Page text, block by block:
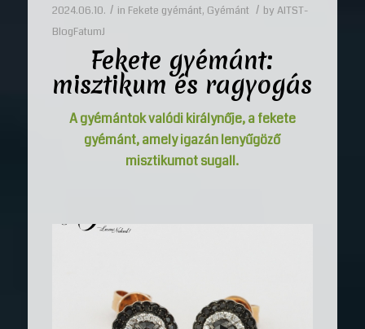
2024.06.10. / in Fekete gyémánt, Gyémánt / by AITST-
BlogFatumJ
Fekete gyémánt:
misztikum és ragyogás
A gyémántok valódi királynője, a fekete
gyémánt, amely igazán lenyűgöző
misztikumot sugall.